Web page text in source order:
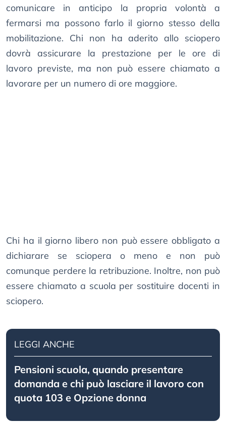
comunicare in anticipo la propria volontà a
fermarsi ma possono farlo il giorno stesso della
mobilitazione. Chi non ha aderito allo sciopero
dovrà assicurare la prestazione per le ore di
lavoro previste, ma non può essere chiamato a
lavorare per un numero di ore maggiore.
Chi ha il giorno libero non può essere obbligato a
dichiarare se sciopera o meno e non può
comunque perdere la retribuzione. Inoltre, non può
essere chiamato a scuola per sostituire docenti in
sciopero.
LEGGI ANCHE
Pensioni scuola, quando presentare
domanda e chi può lasciare il lavoro con
quota 103 e Opzione donna